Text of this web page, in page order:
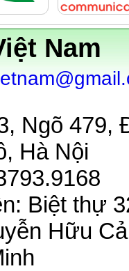
Nam
Ngõ 479,
Hà Nội
Biệt thự
Hữu